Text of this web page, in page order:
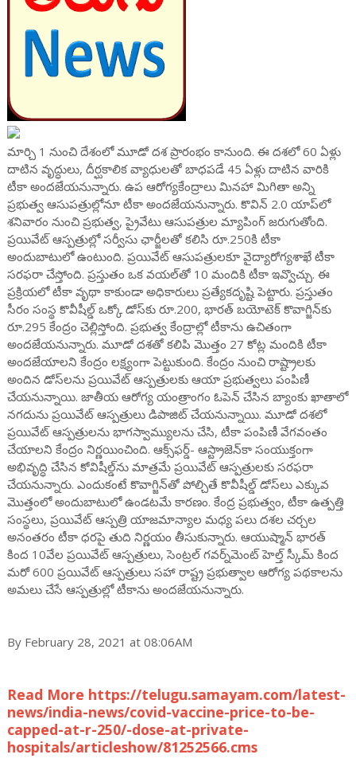
మార్చి 1 నుంచి దేశంలో మూడో దశ ప్రారంభం కానుంది. ఈ దశలో 60 ఏళ్లు
దాటిన వృద్ధులు, దీర్ఘకాలిక వ్యాధులతో బాధపడే 45 ఏళ్లు దాటిన వారికి
టీకా అందజేయనున్నారు. ఉప ఆరోగ్యకేంద్రాలు మినహా మిగితా అన్ని
ప్రభుత్వ ఆసుపత్రుల్లోనూ టీకా అందజేయనున్నారు. కొవిన్‌ 2.0 యాప్‌లో
శనివారం నుంచి ప్రభుత్వ, ప్రైవేటు ఆసుపత్రుల మ్యాపింగ్‌ జరుగుతోంది.
ప్రయివేట్ ఆస్పత్రుల్లో సర్వీసు ఛార్జీలతో కలిసి రూ.250కి టీకా
అందుబాటులో ఉంటుంది. ప్రయివేట్ ఆసుపత్రులకూ వైద్యారోగ్యశాఖే టీకా
సరఫరా చేస్తోంది. ప్రస్తుతం ఒక వయల్‌తో 10 మందికి టీకా ఇవ్వొచ్చు. ఈ
ప్రక్రియలో టీకా వృథా కాకుండా అధికారులు ప్రత్యేకదృష్టి పెట్టారు. ప్రస్తుతం
సీరం సంస్థ కొవీషీల్డ్‌ ఒక్కో డోస్‌కు రూ.200, భారత్ బయోటెక్ కొవాగ్జిన్‌కు
రూ.295 కేంద్రం చెల్లిస్తోంది. ప్రభుత్వ కేంద్రాల్లో టీకాను ఉచితంగా
అందజేయనున్నారు. మూడో దశతో కలిపి మొత్తం 27 కోట్ల మందికి టీకా
అందజేయాలని కేంద్రం లక్ష్యంగా పెట్టుకుంది. కేంద్రం నుంచి రాష్ట్రాలకు
అందిన డోస్‌లను ప్రయివేట్ ఆస్పత్రులకు ఆయా ప్రభుత్వలు పంపిణీ
చేయనున్నాయి. జాతీయ ఆరోగ్య యంత్రాంగం ఓపెన్ చేసిన బ్యాంకు ఖాతాలో
నగదును ప్రయివేట్ ఆస్పత్రులు డిపాజిట్ చేయనున్నాయి. మూడో దశలో
ప్రయివేట్ ఆస్పత్రులను భాగస్వామ్యులను చేసి, టీకా పంపిణీ వేగవంతం
చేయాలని కేంద్రం నిర్ణయించింది. ఆక్స్‌ఫర్డ్- ఆస్ట్రాజెన్‌కా సంయుక్తంగా
అభివృద్ధి చేసిన కోవిషీల్డ్‌ను మాత్రమే ప్రయివేట్ ఆస్పత్రులకు సరఫరా
చేయనున్నారు. ఎందుకంటే కొవాగ్జిన్‌తో పోల్చితే కొవీషీల్డ్ డోస్‌లు ఎక్కువ
మొత్తంలో అందుబాటులో ఉండటమే కారణం. కేంద్ర ప్రభుత్వం, టీకా ఉత్పత్తి
సంస్థలు, ప్రయివేట్ ఆస్పత్రి యాజమాన్యాల మధ్య పలు దశల చర్చల
అనంతరం టీకా ధరపై తుది నిర్ణయం తీసుకున్నారు. ఆయుష్మాన్ భారత్
కింద 10వేల ప్రయివేట్ ఆస్పత్రులు, సెంట్రల్ గవర్న్‌మెంట్ హెల్త్ స్కీమ్ కింద
మరో 600 ప్రయివేట్ ఆస్పత్రులు సహా రాష్ట్ర ప్రభుత్వాల ఆరోగ్య పథకాలను
అమలు చేసే ఆస్పత్రుల్లో టీకాను అందజేయనున్నారు.
By February 28, 2021 at 08:06AM
Read More https://telugu.samayam.com/latest-
news/india-news/covid-vaccine-price-to-be-
capped-at-r-250/-dose-at-private-
hospitals/articleshow/81252566.cms